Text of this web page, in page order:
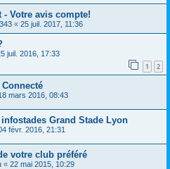
- Votre avis compte!
« 25 juil. 2017, 11:36
juil. 2016, 17:33
1 2
mars 2016, 08:43
Grand Stade Lyon
févr. 2016, 21:31
votre club préféré
« 22 mai 2015, 10:29